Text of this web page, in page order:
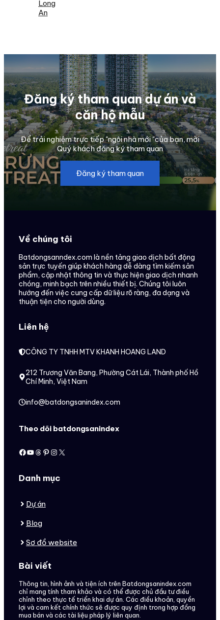
Long
An
Đăng ký tham quan dự án và
căn hộ mẫu
Để trải nghiệm trực tiếp "ngôi nhà mới "của bạn, mời
Quý khách đăng ký tham quan
Đăng ký tham quan
Về chúng tôi
Batdongsanndex.com là nền tảng giao dịch bất động
sản trực tuyến giúp khách hàng dễ dàng tìm kiếm sản
phẩm, cập nhật thông tin và thực hiện giao dịch nhanh
chóng, minh bạch trên nhiều thiết bị. Chúng tôi luôn
hướng đến việc cung cấp dữ liệu rõ ràng, đa dạng và
thuận tiện cho người dùng.
Liên hệ
CÔNG TY TNHH MTV KHANH HOANG LAND
212 Trương Văn Bang, Phường Cát Lái, Thành phố Hồ
Chí Minh, Việt Nam
info@batdongsanindex.com
Theo dõi batdongsanindex
Facebook
Youtube
Threads
Pinterest
Instagram
X
Danh mục
Dự án
Blog
Sơ đồ website
Bài viết
Thông tin, hình ảnh và tiện ích trên Batdongsanindex.com
chỉ mang tính tham khảo và có thể được chủ đầu tư điều
chỉnh theo thực tế triển khai dự án. Các điều khoản, quyền
lợi và cam kết chính thức sẽ được quy định trong hợp đồng
mua bán và các tài liệu pháp lý liên quan.